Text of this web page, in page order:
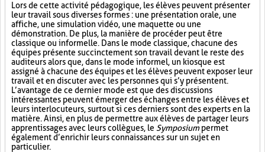
Lors de cette activité pédagogique, les élèves peuvent présenter
leur travail sous diverses formes : une présentation orale, une
affiche, une simulation vidéo, une maquette ou une
démonstration. De plus, la manière de procéder peut être
classique ou informelle. Dans le mode classique, chacune des
équipes présente succinctement son travail devant le reste des
auditeurs alors que, dans le mode informel, un kiosque est
assigné à chacune des équipes et les élèves peuvent exposer leur
travail et en discuter avec les personnes qui s’y présentent.
L’avantage de ce dernier mode est que des discussions
intéressantes peuvent émerger des échanges entre les élèves et
leurs interlocuteurs, surtout si ces derniers sont des experts en la
matière. Ainsi, en plus de permettre aux élèves de partager leurs
apprentissages avec leurs collègues, le Symposiumpermet
également d’enrichir leurs connaissances sur un sujet en
particulier.